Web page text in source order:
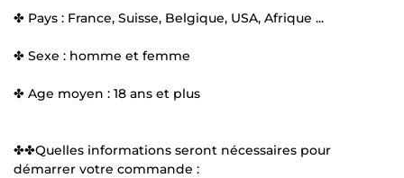
✤ Pays : France, Suisse, Belgique, USA, Afrique ...
✤ Sexe : homme et femme
✤ Age moyen : 18 ans et plus
✤✤Quelles informations seront nécessaires pour
démarrer votre commande :